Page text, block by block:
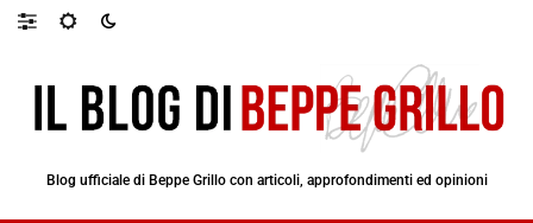
Blog ufficiale di Beppe Grillo con articoli, approfondimenti ed opinioni